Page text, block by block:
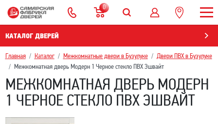
0
КАТАЛОГ ДВЕРЕЙ
Главная Каталог Межкомнатные двери в Бузулуке
Двери ПВХ в Бузулуке
Межкомнатная дверь Модерн 1 Черное стекло ПВХ Эшвайт
МЕЖКОМНАТНАЯ ДВЕРЬ МОДЕРН
1 ЧЕРНОЕ СТЕКЛО ПВХ ЭШВАЙТ